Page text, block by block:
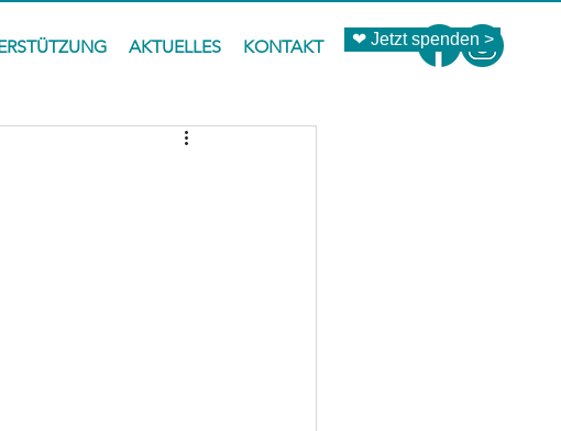
AKTUELLES KONTAKT ❤ Jetzt spenden >